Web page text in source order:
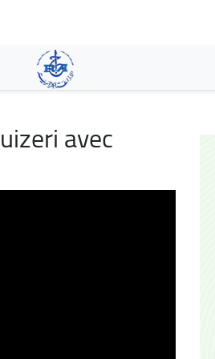
main
content
avec